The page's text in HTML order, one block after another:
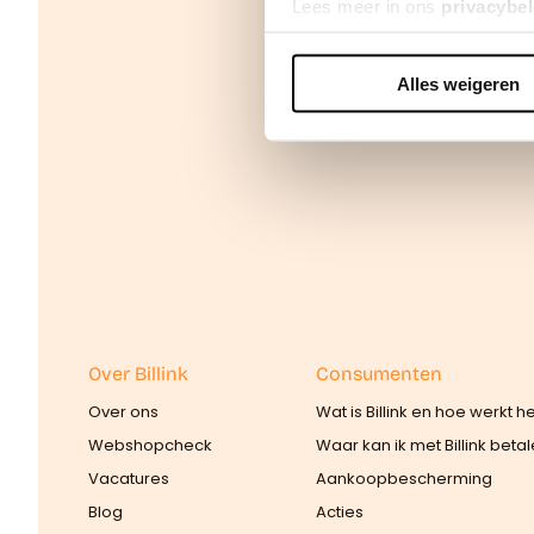
Lees meer in ons
We werken samen met42
Alles weigeren
Over Billink
Over ons
Webshopcheck
Vacatures
Blog
Consumenten
Wat is Billink en hoe werkt
Waar kan ik met Billink
Aankoopbescherming
Acties